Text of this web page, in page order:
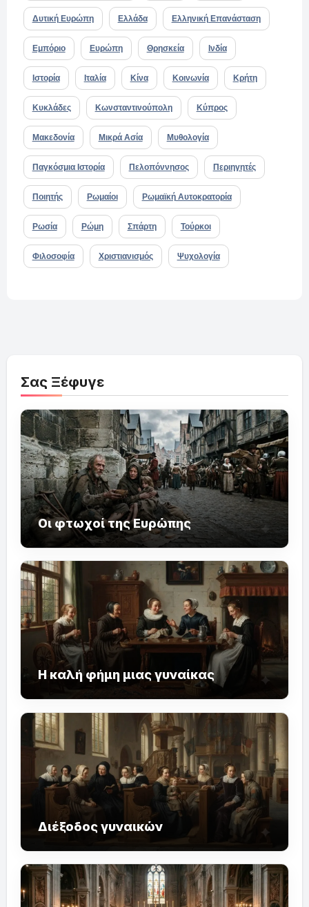
Δυτική Ευρώπη Ελλάδα Ελληνική Επανάσταση
Εμπόριο Ευρώπη Θρησκεία Ινδία
Ιστορία Ιταλία Κίνα Κοινωνία Κρήτη
Κυκλάδες Κωνσταντινούπολη Κύπρος
Μακεδονία Μικρά Ασία Μυθολογία
Παγκόσμια Ιστορία Πελοπόννησος Περιηγητές
Ποιητής Ρωμαίοι Ρωμαϊκή Αυτοκρατορία
Ρωσία Ρώμη Σπάρτη Τούρκοι
Φιλοσοφία Χριστιανισμός Ψυχολογία
Σας Ξέφυγε
Οι φτωχοί της Ευρώπης
Η καλή φήμη μιας γυναίκας
Διέξοδος γυναικών